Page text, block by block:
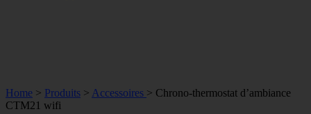
Home > Produits > Accessoires > Chrono-thermostat d’ambiance
CTM21 wifi